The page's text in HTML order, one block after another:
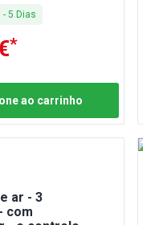
-5 Dias
*
ao carrinho
ar - 3
com